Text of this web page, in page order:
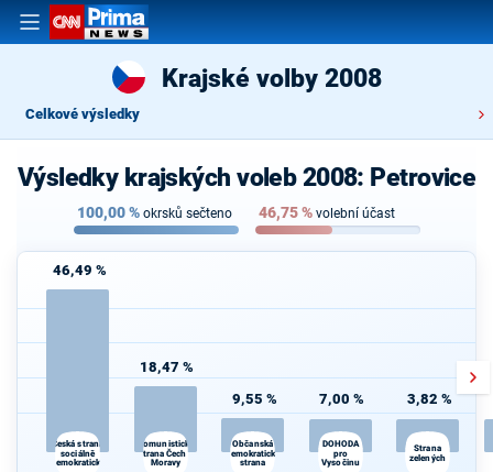
Krajské volby 2008
Celkové výsledky
Výsledky krajských voleb 2008: Petrovice
100,00% okrsků sečteno 46,75% volební účast
46,49 %
Česká strana
sociálně
demokratická
18,47 %
Komunistická
strana Čech a
Moravy
9,55 %
Občanská
demokratická
strana
7,00 %
DOHODA
pro
Vysočinu
3,82 %
Strana
zelených